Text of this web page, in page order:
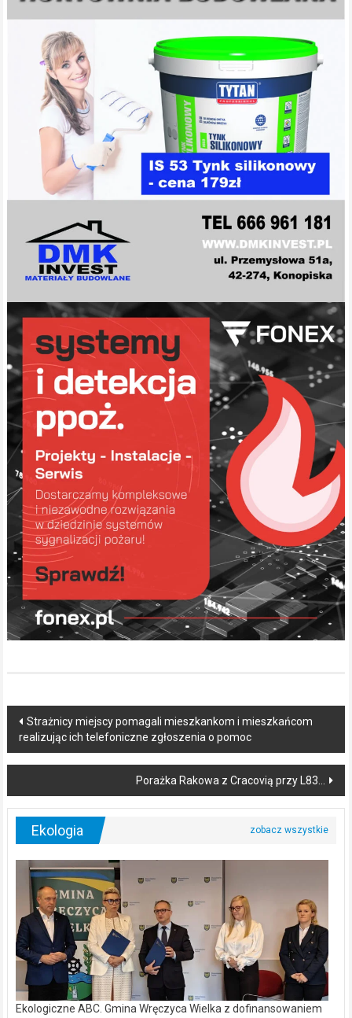
Post
navigation
Strażnicy miejscy pomagali mieszkankom i mieszkańcom
realizując ich telefoniczne zgłoszenia o pomoc
Porażka Rakowa z Cracovią przy L83…
Ekologia
Ekologiczne ABC. Gmina Wręczyca Wielka z dofinansowaniem